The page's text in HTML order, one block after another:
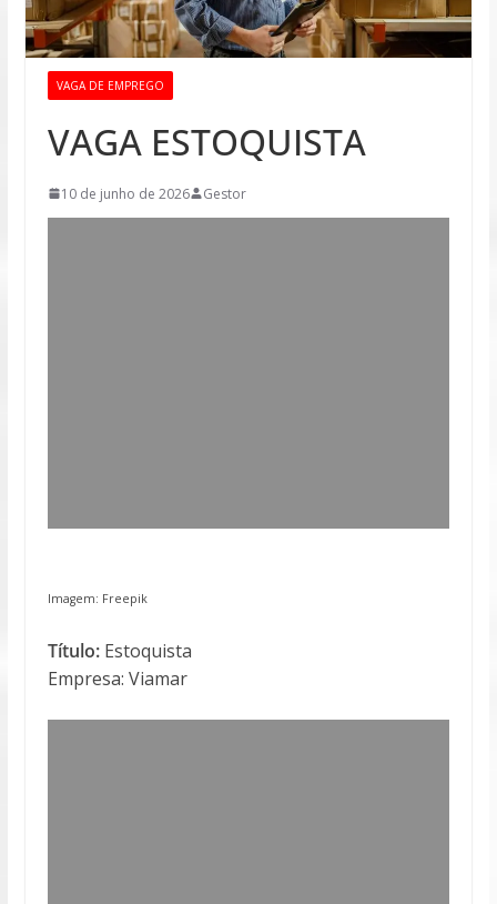
VAGA DE EMPREGO
VAGA ESTOQUISTA
10 de junho de 2026 Gestor
Imagem: Freepik
Título:Estoquista
Empresa: Viamar